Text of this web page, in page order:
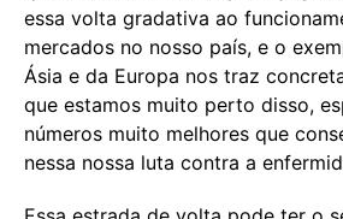
essa volta gradativa ao
mercados no nosso país, e o
Ásia e da Europa nos traz
que estamos muito perto disso,
números muito melhores que
nessa nossa luta contra a